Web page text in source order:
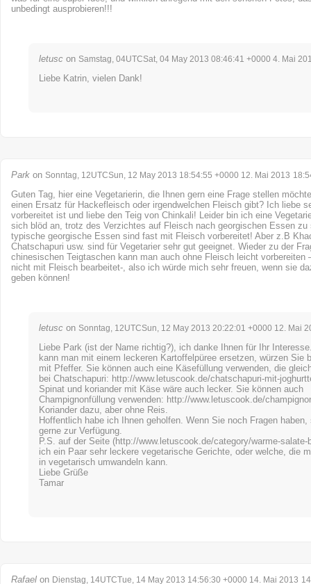
unbedingt ausprobieren!!!
letusc on Samstag, 04UTCSat, 04 May 2013 08:46:41 +0000 4. Mai
Liebe Katrin, vielen Dank!
Park on Sonntag, 12UTCSun, 12 May 2013 18:54:55 +0000 12. Mai 2013
Guten Tag, hier eine Vegetarierin, die Ihnen gern eine Frage stellen
einen Ersatz für Hackefleisch oder irgendwelchen Fleisch gibt? Ich liebe
vorbereitet ist und liebe den Teig von Chinkali! Leider bin ich eine
sich blöd an, trotz des Verzichtes auf Fleisch nach georgischen Essen zu
typische georgische Essen sind fast mit Fleisch vorbereitet! Aber z.B
Chatschapuri usw. sind für Vegetarier sehr gut geeignet. Wieder zu der
chinesischen Teigtaschen kann man auch ohne Fleisch leicht vorbereiten
nicht mit Fleisch bearbeitet-, also ich würde mich sehr freuen, wenn sie
geben können!
letusc on Sonntag, 12UTCSun, 12 May 2013 20:22:01 +0000 12. Mai
Liebe Park (ist der Name richtig?), ich danke Ihnen für Ihr
kann man mit einem leckeren Kartoffelpüree ersetzen, würzen Sie
mit Pfeffer. Sie können auch eine Käsefüllung verwenden, die
bei Chatschapuri: http://www.letuscook.de/chatschapuri-mit-
Spinat und koriander mit Käse wäre auch lecker. Sie können auch
Champignonfüllung verwenden: http://www.letuscook.de/
Koriander dazu, aber ohne Reis.
Hoffentlich habe ich Ihnen geholfen. Wenn Sie noch Fragen
gerne zur Verfügung.
P.S. auf der Seite (http://www.letuscook.de/category/warme-salate-
ich ein Paar sehr leckere vegetarische Gerichte, oder welche, die
in vegetarisch umwandeln kann.
Liebe Grüße
Tamar
Rafael on Dienstag, 14UTCTue, 14 May 2013 14:56:30 +0000 14. Mai 2013